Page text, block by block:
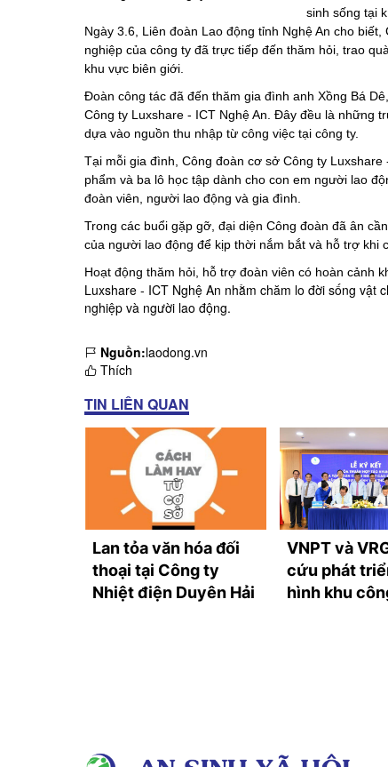
sinh sống tại
Ngày 3.6, Liên đoàn Lao động tỉnh Nghệ An cho biết,
nghiệp của công ty đã trực tiếp đến thăm hỏi , trao
khu vực biên giới.
Đoàn công tác đã đến thăm gia đình anh Xồng Bá
Công ty Luxshare - ICT Nghệ An. Đây đều là những
dựa vào nguồn thu nhập từ công việc tại công ty.
Tại mỗi gia đình, Công đoàn cơ sở Công ty
phẩm và ba lô học tập dành cho con em người lao
đoàn viên, người lao động và gia đình.
Trong các buổi gặp gỡ, đại diện Công đoàn đã ân
của người lao động để kịp thời nắm bắt và hỗ trợ khi
Hoạt động thăm hỏi, hỗ trợ đoàn viên có hoàn cảnh
Luxshare - ICT Nghệ An nhằm chăm lo đời sống
nghiệp và người lao động.
Nguồn:laodong.vn
Thích
TIN LIÊN QUAN
Lan tỏa văn hóa đối
thoại tại Công ty
Nhiệt điện Duyên Hải
VNPT và
cứu phát
hình khu